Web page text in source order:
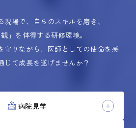
場で、自らのスキルを磨き、
」を体得する研修環境。
守りながら、医師としての使命を感
じて成長を遂げませんか？
病院見学